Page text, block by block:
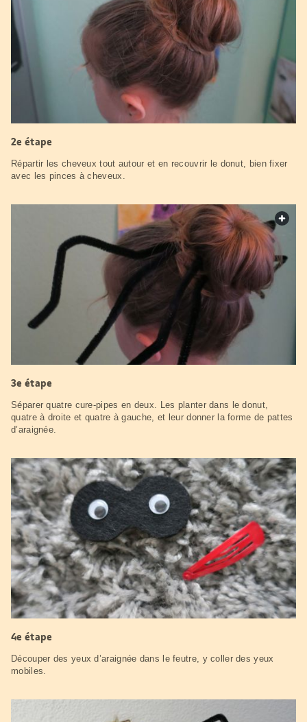
2e étape
Répartir les cheveux tout autour et en recouvrir le donut, bien fixer
avec les pinces à cheveux.
3e étape
Séparer quatre cure-pipes en deux. Les planter dans le donut,
quatre à droite et quatre à gauche, et leur donner la forme de pattes
d’araignée.
4e étape
Découper des yeux d’araignée dans le feutre, y coller des yeux
mobiles.